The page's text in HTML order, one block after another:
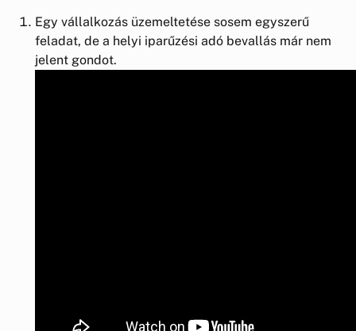
Egy vállalkozás üzemeltetése sosem egyszerű
feladat, de a helyi iparűzési adó bevallás már nem
jelent gondot.